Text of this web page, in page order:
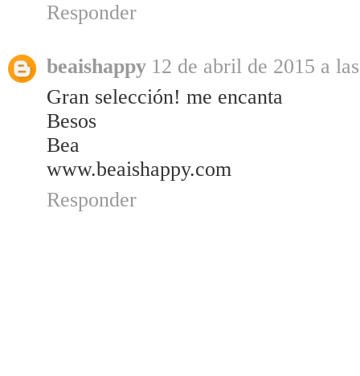
Responder
beaishappy 12 de abril de 2015 a
Gran selección! me encanta
Besos
Bea
www.beaishappy.com
Responder